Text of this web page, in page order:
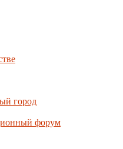
город
форум